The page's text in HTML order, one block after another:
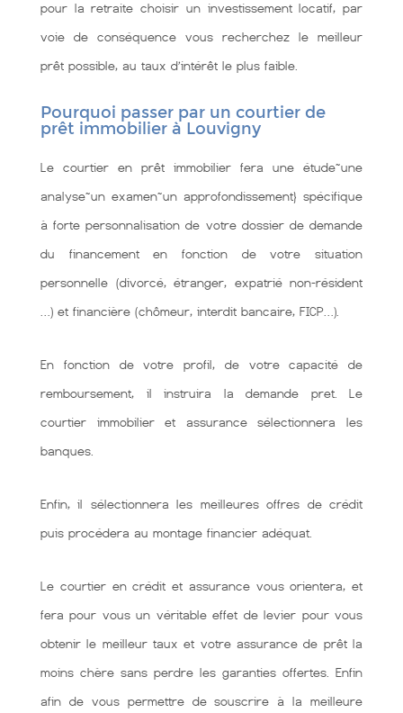
pour la retraite choisir un investissement locatif, par
voie de conséquence vous recherchez le meilleur
prêt possible, au taux d’intérêt le plus faible.
Pourquoi passer par un courtier de
prêt immobilier à Louvigny
Le courtier en prêt immobilier fera une étude~une
analyse~un examen~un approfondissement} spécifique
à forte personnalisation de votre dossier de demande
du financement en fonction de votre situation
personnelle (divorcé, étranger, expatrié non-résident
…) et financière (chômeur, interdit bancaire, FICP…).
En fonction de votre profil, de votre capacité de
remboursement, il instruira la demande pret. Le
courtier immobilier et assurance sélectionnera les
banques.
Enfin, il sélectionnera les meilleures offres de crédit
puis procédera au montage financier adéquat.
Le courtier en crédit et assurance vous orientera, et
fera pour vous un véritable effet de levier pour vous
obtenir le meilleur taux et votre assurance de prêt la
moins chère sans perdre les garanties offertes. Enfin
afin de vous permettre de souscrire à la meilleure